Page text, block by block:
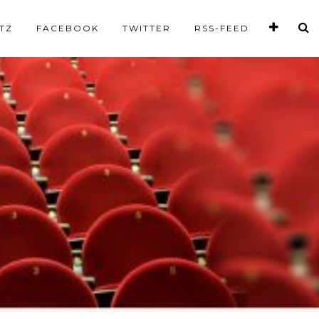
FACEBOOK TWITTER RSS-FEED